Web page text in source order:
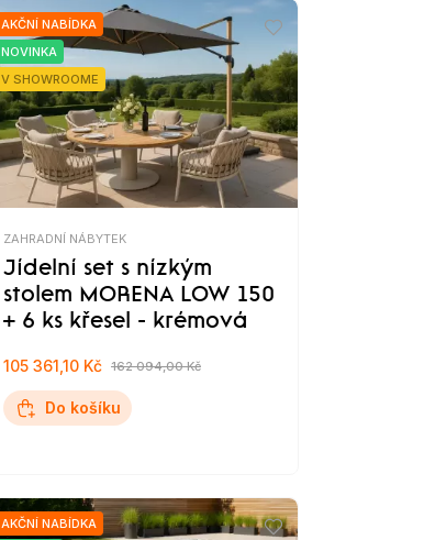
AKČNÍ NABÍDKA
NOVINKA
V SHOWROOME
ZAHRADNÍ NÁBYTEK
Jídelní set s nízkým
stolem MORENA LOW 150
+ 6 ks křesel - krémová
105 361,10 Kč 162 094,00 Kč
Do košíku
AKČNÍ NABÍDKA